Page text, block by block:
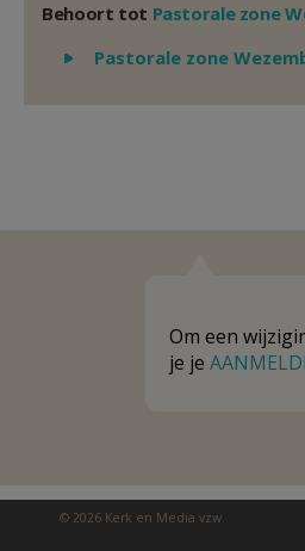
Behoort tot Pastorale zone
Weergeven
Pastorale zone
Om een
je je
© 2026 Kerk en Media vzw